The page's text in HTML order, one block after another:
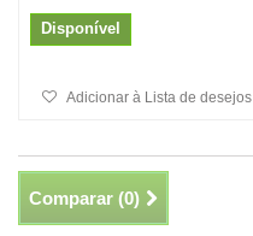
Disponível
Adicionar à Lista de desejos
Comparar (0)